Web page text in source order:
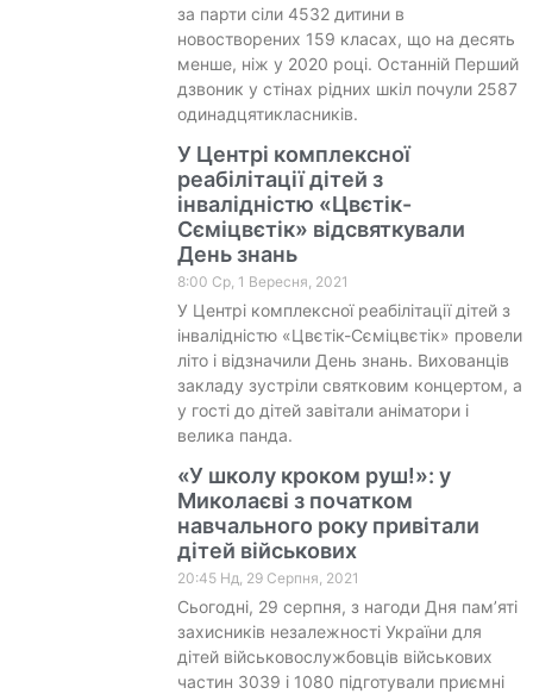
за парти сіли 4532 дитини в
новостворених 159 класах, що на десять
менше, ніж у 2020 році. Останній Перший
дзвоник у стінах рідних шкіл почули 2587
одинадцятикласників.
У Центрі комплексної
реабілітації дітей з
інвалідністю «Цвєтік-
Сєміцвєтік» відсвяткували
День знань
8:00 Ср, 1 Вересня, 2021
У Центрі комплексної реабілітації дітей з
інвалідністю «Цвєтік-Сєміцвєтік» провели
літо і відзначили День знань. Вихованців
закладу зустріли святковим концертом, а
у гості до дітей завітали аніматори і
велика панда.
«У школу кроком руш!»: у
Миколаєві з початком
навчального року привітали
дітей військових
20:45 Нд, 29 Серпня, 2021
Сьогодні, 29 серпня, з нагоди Дня пам’яті
захисників незалежності України для
дітей військовослужбовців військових
частин 3039 і 1080 підготували приємні